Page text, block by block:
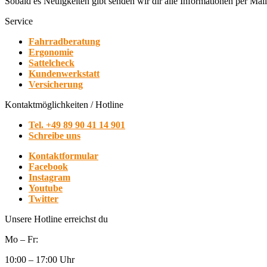
Service
Fahrradberatung
Ergonomie
Sattelcheck
Kundenwerkstatt
Versicherung
Kontaktmöglichkeiten / Hotline
Tel. +49 89 90 41 14 901
Schreibe uns
Kontaktformular
Facebook
Instagram
Youtube
Twitter
Unsere Hotline erreichst du
Mo – Fr:
10:00 – 17:00 Uhr